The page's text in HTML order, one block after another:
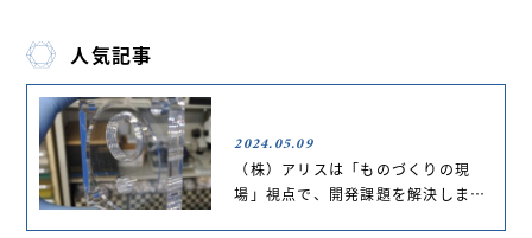
人気記事
2024.05.09
（株）アリスは「ものづくりの現
場」視点で、開発課題を解決しま…